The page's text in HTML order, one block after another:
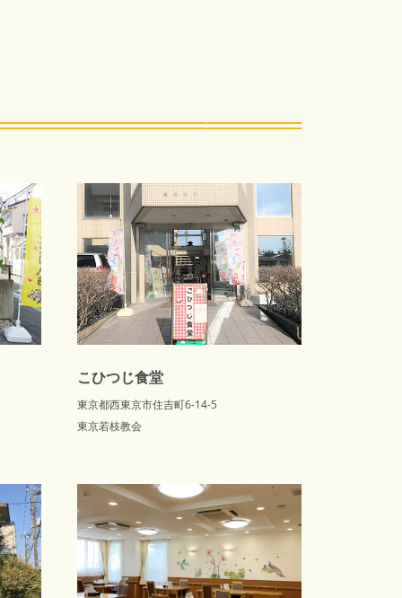
こひつじ食堂
東京都西東京市住吉町6-14-5
東京若枝教会